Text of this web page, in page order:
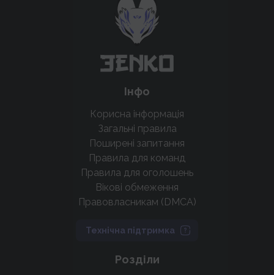
Підтримати проєкт
Інфо
Корисна інформація
Загальні правила
Поширені запитання
Правила для команд
Правила для оголошень
Вікові обмеження
Правовласникам (DMCA)
Технічна підтримка
Розділи